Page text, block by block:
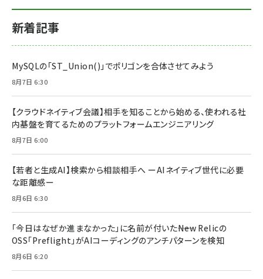
新着記事
MySQLの「ST_Union()」でポリゴンを合体させてみよう
8月7日 6:30
【クラウドネイティブ会議】相手を知ることから始める、使われる社
内基盤を育てるためのプラットフォームエンジニアリング
8月7日 6:00
【若者と生成AI】検索から相談相手へ ーAIネイティブ世代に必要
な距離感ー
8月6日 6:30
「今日はなぜか進まなかった」に名前が付いた――New Relicの
OSS「Preflight」がAIコーディングのアンチパターンを検知
8月6日 6:20